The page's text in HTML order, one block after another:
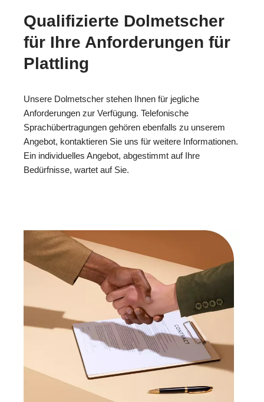
Qualifizierte Dolmetscher
für Ihre Anforderungen für
Plattling
Unsere Dolmetscher stehen Ihnen für jegliche
Anforderungen zur Verfügung. Telefonische
Sprachübertragungen gehören ebenfalls zu unserem
Angebot, kontaktieren Sie uns für weitere Informationen.
Ein individuelles Angebot, abgestimmt auf Ihre
Bedürfnisse, wartet auf Sie.